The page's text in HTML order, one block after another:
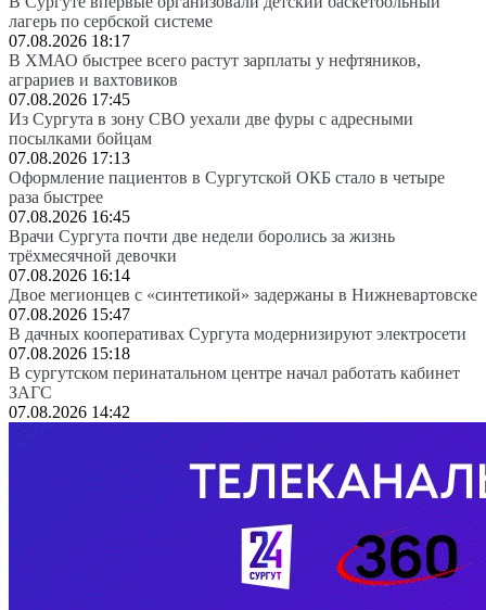
лагерь по сербской системе
07.08.2026 18:17
В ХМАО быстрее всего растут зарплаты у нефтяников,
аграриев и вахтовиков
07.08.2026 17:45
Из Сургута в зону СВО уехали две фуры с адресными
посылками бойцам
07.08.2026 17:13
Оформление пациентов в Сургутской ОКБ стало в четыре
раза быстрее
07.08.2026 16:45
Врачи Сургута почти две недели боролись за жизнь
трёхмесячной девочки
07.08.2026 16:14
Двое мегионцев с «синтетикой» задержаны в Нижневартовске
07.08.2026 15:47
В дачных кооперативах Сургута модернизируют электросети
07.08.2026 15:18
В сургутском перинатальном центре начал работать кабинет
ЗАГС
07.08.2026 14:42